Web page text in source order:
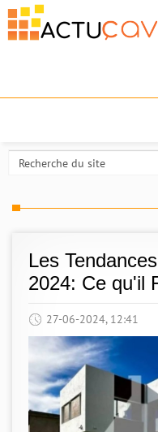
Les
2024: Ce qu'il
27-06-2024, 12:41